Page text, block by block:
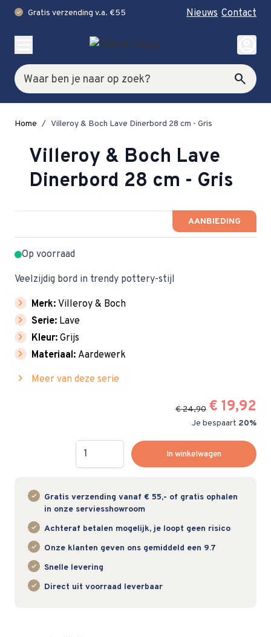
check Gratis verzending v.a. €55 Nieuws Contact
Zoek search
account_circle
Home / Villeroy & Boch Lave Dinerbord 28 cm - Gris
Villeroy & Boch Lave
Dinerbord 28 cm - Gris
AANBIEDING
Op voorraad
Veelzijdig bord in trendy pottery-stijl
chevron_right Merk: Villeroy & Boch
chevron_right Serie: Lave
chevron_right Kleur: Grijs
chevron_right Materiaal: Aardewerk
chevron_right Meer van deze serie
€ 24,90 € 19,92
Je bespaart 20%
Hoeveelheid
In winkelwagen
Gratis verzending vanaf € 55,- of gratis ophalen
in onze serviesshowroom
Achteraf betalen mogelijk, je loopt geen risico
Onze klanten geven ons gemiddeld een 9.7
Snelle levering
Direct uit voorraad leverbaar